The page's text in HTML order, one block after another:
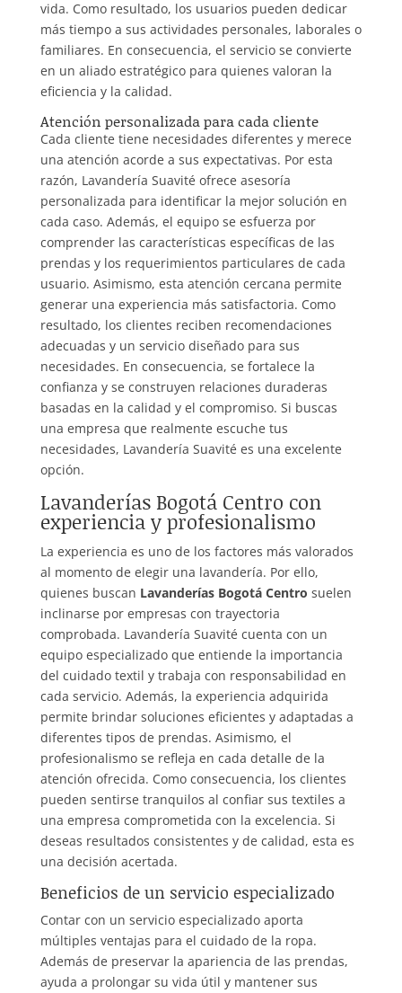
vida. Como resultado, los usuarios pueden dedicar
más tiempo a sus actividades personales, laborales o
familiares. En consecuencia, el servicio se convierte
en un aliado estratégico para quienes valoran la
eficiencia y la calidad.
Atención personalizada para cada cliente
Cada cliente tiene necesidades diferentes y merece
una atención acorde a sus expectativas. Por esta
razón, Lavandería Suavité ofrece asesoría
personalizada para identificar la mejor solución en
cada caso. Además, el equipo se esfuerza por
comprender las características específicas de las
prendas y los requerimientos particulares de cada
usuario. Asimismo, esta atención cercana permite
generar una experiencia más satisfactoria. Como
resultado, los clientes reciben recomendaciones
adecuadas y un servicio diseñado para sus
necesidades. En consecuencia, se fortalece la
confianza y se construyen relaciones duraderas
basadas en la calidad y el compromiso. Si buscas
una empresa que realmente escuche tus
necesidades, Lavandería Suavité es una excelente
opción.
Lavanderías Bogotá Centro con
experiencia y profesionalismo
La experiencia es uno de los factores más valorados
al momento de elegir una lavandería. Por ello,
quienes buscan Lavanderías Bogotá Centro suelen
inclinarse por empresas con trayectoria
comprobada. Lavandería Suavité cuenta con un
equipo especializado que entiende la importancia
del cuidado textil y trabaja con responsabilidad en
cada servicio. Además, la experiencia adquirida
permite brindar soluciones eficientes y adaptadas a
diferentes tipos de prendas. Asimismo, el
profesionalismo se refleja en cada detalle de la
atención ofrecida. Como consecuencia, los clientes
pueden sentirse tranquilos al confiar sus textiles a
una empresa comprometida con la excelencia. Si
deseas resultados consistentes y de calidad, esta es
una decisión acertada.
Beneficios de un servicio especializado
Contar con un servicio especializado aporta
múltiples ventajas para el cuidado de la ropa.
Además de preservar la apariencia de las prendas,
ayuda a prolongar su vida útil y mantener sus